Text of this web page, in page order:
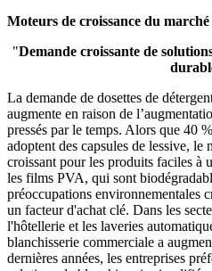
Moteurs de croissance du marché
"Demande croissante de
La demande de dosettes de
augmente en raison de
pressés par le temps. Alors que 40
adoptent des capsules de lessive, le
croissant pour les produits faciles à
les films PVA, qui sont
préoccupations environnementales
un facteur d'achat clé. Dans les
l'hôtellerie et les laveries
blanchisserie commerciale a
dernières années, les entreprises